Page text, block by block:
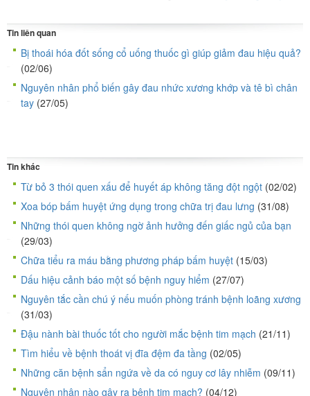
Tin liên quan
Bị thoái hóa đốt sống cổ uống thuốc gì giúp giảm đau hiệu quả?
(02/06)
Nguyên nhân phổ biến gây đau nhức xương khớp và tê bì chân
tay (27/05)
Tin khác
Từ bỏ 3 thói quen xấu để huyết áp không tăng đột ngột (02/02)
Xoa bóp bấm huyệt ứng dụng trong chữa trị đau lưng (31/08)
Những thói quen không ngờ ảnh hưởng đến giấc ngủ của bạn
(29/03)
Chữa tiểu ra máu bằng phương pháp bấm huyệt (15/03)
Dấu hiệu cảnh báo một số bệnh nguy hiểm (27/07)
Nguyên tắc cần chú ý nếu muốn phòng tránh bệnh loãng xương
(31/03)
Đậu nành bài thuốc tốt cho người mắc bệnh tim mạch (21/11)
Tìm hiểu về bệnh thoát vị đĩa đệm đa tầng (02/05)
Những căn bệnh sẩn ngứa về da có nguy cơ lây nhiễm (09/11)
Nguyên nhân nào gây ra bệnh tim mạch? (04/12)